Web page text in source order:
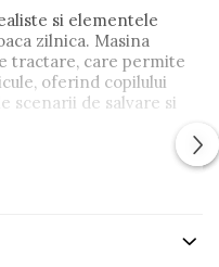
si elementele
zilnica. Masina
tractare, care permite
oferind copilului
scenarii de salvare si
si un aspect
intra in rolul de
imaginatia,
timp.